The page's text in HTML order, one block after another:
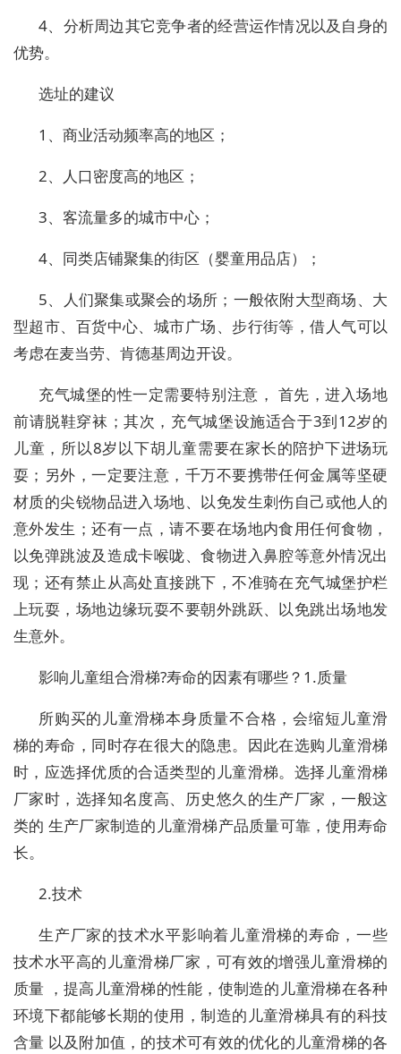
4、分析周边其它竞争者的经营运作情况以及自身的
优势。
选址的建议
1、商业活动频率高的地区；
2、人口密度高的地区；
3、客流量多的城市中心；
4、同类店铺聚集的街区（婴童用品店）；
5、人们聚集或聚会的场所；一般依附大型商场、大
型超市、百货中心、城市广场、步行街等，借人气可以
考虑在麦当劳、肯德基周边开设。
充气城堡的性一定需要特别注意， 首先，进入场地
前请脱鞋穿袜；其次，充气城堡设施适合于3到12岁的
儿童，所以8岁以下胡儿童需要在家长的陪护下进场玩
耍；另外，一定要注意，千万不要携带任何金属等坚硬
材质的尖锐物品进入场地、以免发生刺伤自己或他人的
意外发生；还有一点，请不要在场地内食用任何食物，
以免弹跳波及造成卡喉咙、食物进入鼻腔等意外情况出
现；还有禁止从高处直接跳下，不准骑在充气城堡护栏
上玩耍，场地边缘玩耍不要朝外跳跃、以免跳出场地发
生意外。
影响儿童组合滑梯?寿命的因素有哪些？1.质量
所购买的儿童滑梯本身质量不合格，会缩短儿童滑
梯的寿命，同时存在很大的隐患。因此在选购儿童滑梯
时，应选择优质的合适类型的儿童滑梯。选择儿童滑梯
厂家时，选择知名度高、历史悠久的生产厂家，一般这
类的 生产厂家制造的儿童滑梯产品质量可靠，使用寿命
长。
2.技术
生产厂家的技术水平影响着儿童滑梯的寿命，一些
技术水平高的儿童滑梯厂家，可有效的增强儿童滑梯的
质量 ，提高儿童滑梯的性能，使制造的儿童滑梯在各种
环境下都能够长期的使用，制造的儿童滑梯具有的科技
含量 以及附加值，的技术可有效的优化的儿童滑梯的各